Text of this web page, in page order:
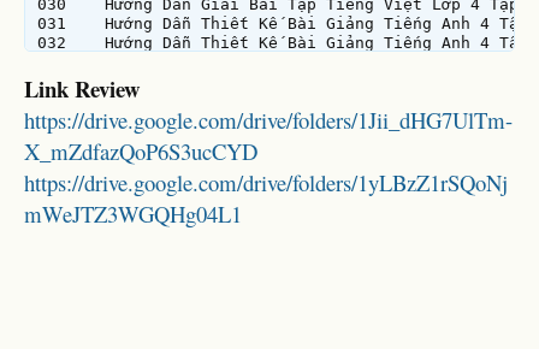
Link Review
https://drive.google.com/drive/folders/1Jii_dHG7UlTm-
X_mZdfazQoP6S3ucCYD
https://drive.google.com/drive/folders/1yLBzZ1rSQoNj
mWeJTZ3WGQHg04L1